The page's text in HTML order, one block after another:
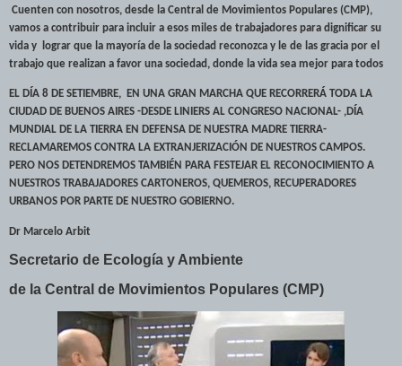
Cuenten con nosotros, desde la Central de Movimientos Populares (CMP),
vamos a contribuir para incluir a esos miles de trabajadores para dignificar su
vida y
lograr que la mayoría de la sociedad reconozca y le de las gracia por el
trabajo que realizan a favor una sociedad, donde la vida sea mejor para todos
EL DÍA 8 DE SETIEMBRE,
EN UNA GRAN MARCHA QUE RECORRERÁ TODA LA
CIUDAD DE BUENOS AIRES -DESDE LINIERS AL CONGRESO NACIONAL- ,DÍA
MUNDIAL DE LA TIERRA EN DEFENSA DE NUESTRA MADRE TIERRA-
RECLAMAREMOS CONTRA LA EXTRANJERIZACIÓN DE NUESTROS CAMPOS.
PERO NOS DETENDREMOS TAMBIÉN PARA FESTEJAR EL RECONOCIMIENTO A
NUESTROS TRABAJADORES CARTONEROS, QUEMEROS, RECUPERADORES
URBANOS POR PARTE DE NUESTRO GOBIERNO.
Dr Marcelo Arbit
Secretario de Ecología y Ambiente
de la Central de Movimientos Populares (CMP)